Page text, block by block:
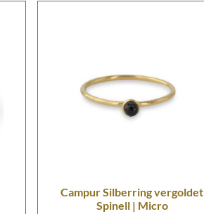
Campur Silberring vergoldet
Spinell | Micro